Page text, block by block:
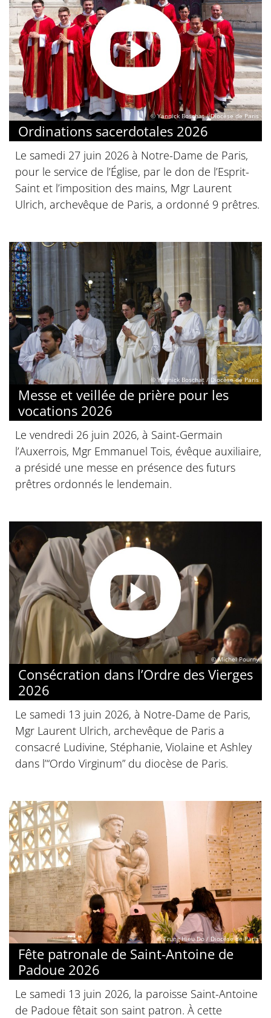
© Yannick Boschat / Diocèse de Paris
Ordinations sacerdotales 2026
Le samedi 27 juin 2026 à Notre-Dame de Paris,
pour le service de l’Église, par le don de l’Esprit-
Saint et l’imposition des mains, Mgr Laurent
Ulrich, archevêque de Paris, a ordonné 9 prêtres.
© Yannick Boschat / Diocèse de Paris
Messe et veillée de prière pour les
vocations 2026
Le vendredi 26 juin 2026, à Saint-Germain
l’Auxerrois, Mgr Emmanuel Tois, évêque auxiliaire,
a présidé une messe en présence des futurs
prêtres ordonnés le lendemain.
© Michel Pourny
Consécration dans l’Ordre des Vierges
2026
Le samedi 13 juin 2026, à Notre-Dame de Paris,
Mgr Laurent Ulrich, archevêque de Paris a
consacré Ludivine, Stéphanie, Violaine et Ashley
dans l’“Ordo Virginum” du diocèse de Paris.
© Trung Hieu Do / Diocèse de Paris
Fête patronale de Saint-Antoine de
Padoue 2026
Le samedi 13 juin 2026, la paroisse Saint-Antoine
de Padoue fêtait son saint patron. À cette